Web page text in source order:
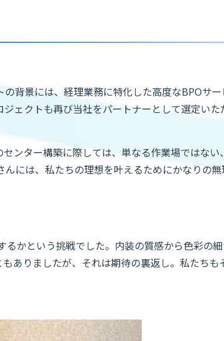
背景には、経理業務に特化した高度なBPOサ
ェクトも再び当社をパートナーとして選定いた
ンター構築に際しては、単なる作業場ではない
には、私たちの理想を叶えるためにかなりの
るかという挑戦でした。内装の質感から色彩の
ありましたが、それは期待の裏返し。私たちも